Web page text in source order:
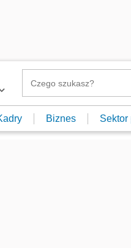
Biznes Sektor